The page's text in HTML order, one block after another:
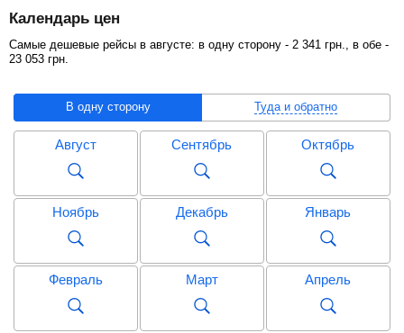
Календарь цен
Самые дешевые рейсы в августе: в одну сторону - 2 341 грн ., в обе -
23 053 грн
В одну сторону Туда и обратно
Август Сентябрь Октябрь
Ноябрь Декабрь Январь
Февраль Март Апрель